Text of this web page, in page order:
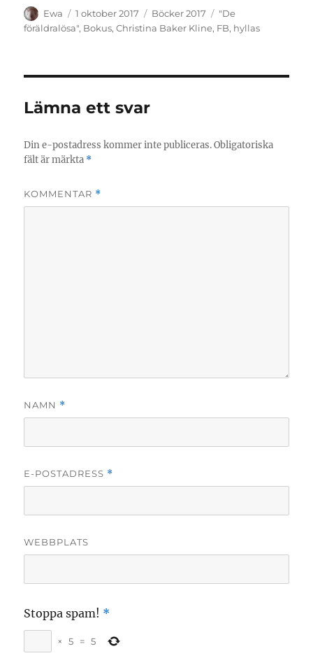
Författare
Ewa
Publicerat
den
1 oktober 2017 Kategorier
Böcker 2017 Etiketter
"De
föräldralösa", Bokus,Christina Baker Kline, FB, hyllas
Lämna ett svar
Din e-postadress kommer inte publiceras. Obligatoriska
fält är märkta *
KOMMENTAR *
NAMN *
E-POSTADRESS *
WEBBPLATS
Stoppa spam! *
× 5 = 5